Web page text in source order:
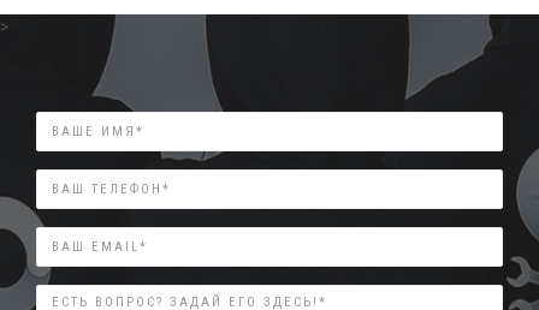
>
ИМЯ
ТЕЛЕФОН
Email